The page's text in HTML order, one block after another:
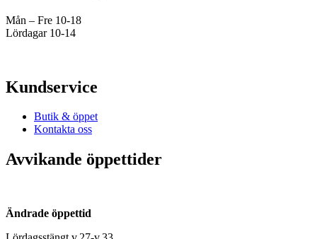
Mån – Fre 10-18
Lördagar 10-14
Kundservice
Butik & öppet
Kontakta oss
Avvikande öppettider
Ändrade öppettid